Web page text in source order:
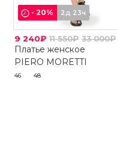
-20% 2д 23ч
9 240₽ 11 550₽ 33 000₽
Платье женское
PIERO MORETTI
46 48